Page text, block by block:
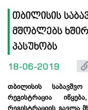
თბილისის
მშობლებს
პასუხობს
18-06-2019
თბილისის
რეგისტრაცია
რეგისტრაციის გავლა